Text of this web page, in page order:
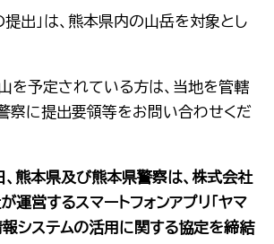
」は、熊本県内の山岳を対象とし
を予定されている方は、当地を管轄
察に提出要領等をお問い合わせくだ
熊本県及び熊本県警察は、株式会社
運営するスマートフォンアプリ「ヤマ
報システムの活用に関する協定を締結